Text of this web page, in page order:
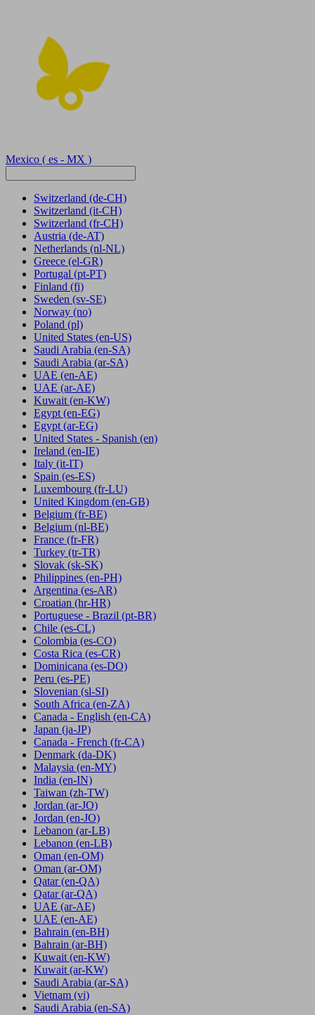
Mexico ( es - MX )
Switzerland (de-CH)
Switzerland (it-CH)
Switzerland (fr-CH)
Austria (de-AT)
Netherlands (nl-NL)
Greece (el-GR)
Portugal (pt-PT)
Finland (fi)
Sweden (sv-SE)
Norway (no)
Poland (pl)
United States (en-US)
Saudi Arabia (en-SA)
Saudi Arabia (ar-SA)
UAE (en-AE)
UAE (ar-AE)
Kuwait (en-KW)
Egypt (en-EG)
Egypt (ar-EG)
United States - Spanish (en)
Ireland (en-IE)
Italy (it-IT)
Spain (es-ES)
Luxembourg (fr-LU)
United Kingdom (en-GB)
Belgium (fr-BE)
Belgium (nl-BE)
France (fr-FR)
Turkey (tr-TR)
Slovak (sk-SK)
Philippines (en-PH)
Argentina (es-AR)
Croatian (hr-HR)
Portuguese - Brazil (pt-BR)
Chile (es-CL)
Colombia (es-CO)
Costa Rica (es-CR)
Dominicana (es-DO)
Peru (es-PE)
Slovenian (sl-SI)
South Africa (en-ZA)
Canada - English (en-CA)
Japan (ja-JP)
Canada - French (fr-CA)
Denmark (da-DK)
Malaysia (en-MY)
India (en-IN)
Taiwan (zh-TW)
Jordan (ar-JO)
Jordan (en-JO)
Lebanon (ar-LB)
Lebanon (en-LB)
Oman (en-OM)
Oman (ar-OM)
Qatar (en-QA)
Qatar (ar-QA)
UAE (ar-AE)
UAE (en-AE)
Bahrain (en-BH)
Bahrain (ar-BH)
Kuwait (en-KW)
Kuwait (ar-KW)
Saudi Arabia (ar-SA)
Vietnam (vi)
Saudi Arabia (en-SA)